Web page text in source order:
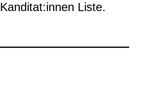
Liste.